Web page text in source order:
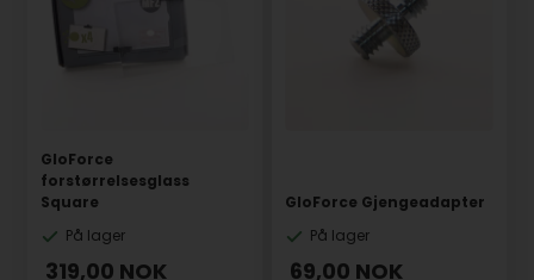
GloForce
forstørrelsesglass
Square
På lager
319,00 NOK
GloForce Gjengeadapter
På lager
69,00 NOK